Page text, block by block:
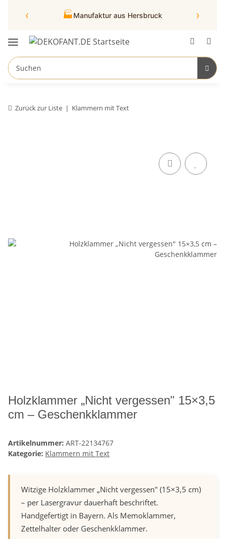
‹ 🏭 Manufaktur aus Hersbruck ›
Zurück zur Liste Klammern mit Text
Holzklammer „Nicht vergessen" 15×3,5
cm – Geschenkklammer
Artikelnummer: ART-22134767
Kategorie: Klammern mit Text
Witzige Holzklammer „Nicht vergessen" (15×3,5 cm)
– per Lasergravur dauerhaft beschriftet.
Handgefertigt in Bayern. Als Memoklammer,
Zettelhalter oder Geschenkklammer.